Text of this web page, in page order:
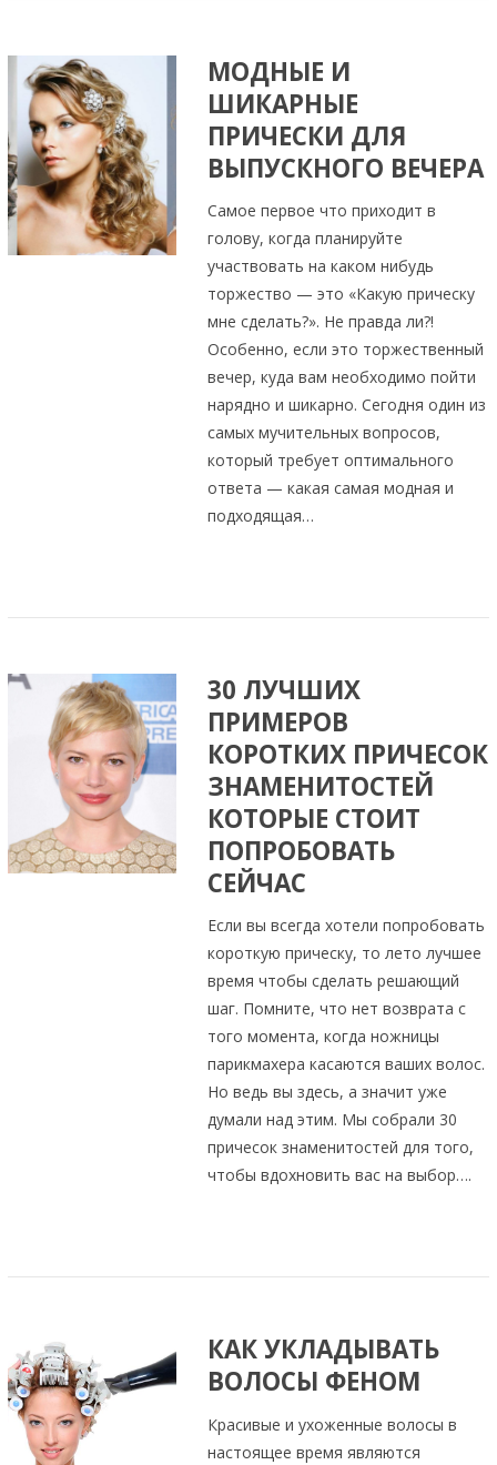
МОДНЫЕ И
ШИКАРНЫЕ
ПРИЧЕСКИ ДЛЯ
ВЫПУСКНОГО ВЕЧЕРА
Самое первое что приходит в
голову, когда планируйте
участвовать на каком нибудь
торжество — это «Какую прическу
мне сделать?». Не правда ли?!
Особенно, если это торжественный
вечер, куда вам необходимо пойти
нарядно и шикарно. Сегодня один из
самых мучительных вопросов,
который требует оптимального
ответа — какая самая модная и
подходящая…
30 ЛУЧШИХ
ПРИМЕРОВ
КОРОТКИХ ПРИЧЕСОК
ЗНАМЕНИТОСТЕЙ
КОТОРЫЕ СТОИТ
ПОПРОБОВАТЬ
СЕЙЧАС
Если вы всегда хотели попробовать
короткую прическу, то лето лучшее
время чтобы сделать решающий
шаг. Помните, что нет возврата с
того момента, когда ножницы
парикмахера касаются ваших волос.
Но ведь вы здесь, а значит уже
думали над этим. Мы собрали 30
причесок знаменитостей для того,
чтобы вдохновить вас на выбор….
КАК УКЛАДЫВАТЬ
ВОЛОСЫ ФЕНОМ
Красивые и ухоженные волосы в
настоящее время являются